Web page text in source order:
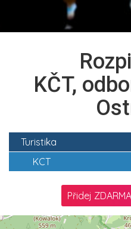
KČT,
Turistika
KCT
Přidej